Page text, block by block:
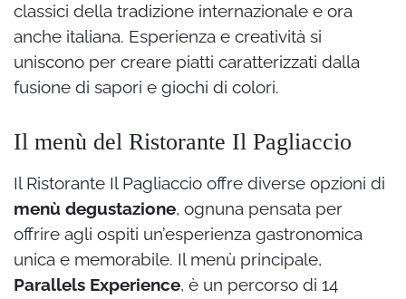
classici della tradizione internazionale e ora
anche italiana. Esperienza e creatività si
uniscono per creare piatti caratterizzati dalla
fusione di sapori e giochi di colori.
Il menù del Ristorante Il Pagliaccio
Il Ristorante Il Pagliaccio offre diverse opzioni di
menù degustazione, ognuna pensata per
offrire agli ospiti un’esperienza gastronomica
unica e memorabile. Il menù principale,
Parallels Experience, è un percorso di 14